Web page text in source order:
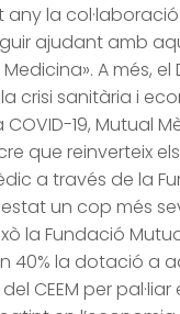
la col·laboració
ajudant amb
A més, el
crisi sanitària i
19, Mutual
que reinverteix
a través de la
un cop més
la Fundació
40% la dotació a
CEEM per